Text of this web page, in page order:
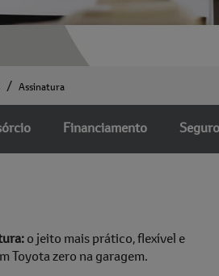
Assinatura
Financiamento Seguro
o jeito mais prático, flexível e
Toyota zero na garagem.